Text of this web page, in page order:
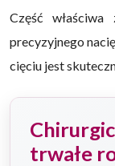
Część
precyzyjnego
cięciu jest
trwałe